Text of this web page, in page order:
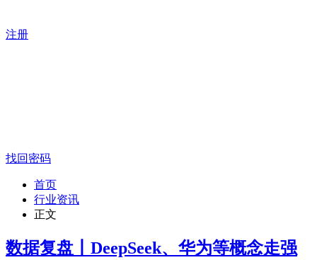
注册
找回密码
首页
行业资讯
正文
数据复盘丨DeepSeek、华为等概念走强